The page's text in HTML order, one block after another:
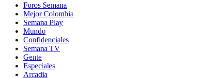
Foros Semana
Mejor Colombia
Semana Play
Mundo
Confidenciales
Semana TV
Gente
Especiales
Arcadia